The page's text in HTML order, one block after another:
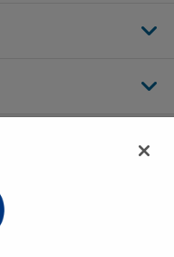
- Zvolen